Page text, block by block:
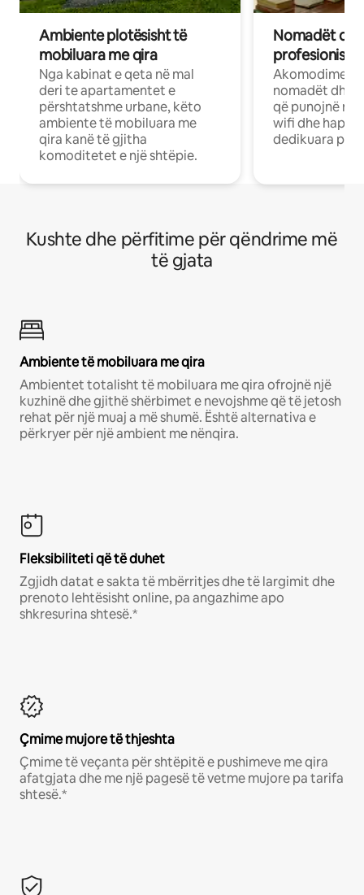
Ambiente plotësisht të
mobiluara me qira
Nga kabinat e qeta në mal
deri te apartamentet e
përshtatshme urbane, këto
ambiente të mobiluara me
qira kanë të gjitha
komoditetet e një shtëpie.
Nomadët
Akomodime
nomadët dhe
që punojnë në
wifi dhe
dedikuara
Kushte dhe përfitime për qëndrime më
të gjata
Ambiente të mobiluara me qira
Ambientet totalisht të mobiluara me qira ofrojnë një
kuzhinë dhe gjithë shërbimet e nevojshme që të jetosh
rehat për një muaj a më shumë. Është alternativa e
përkryer për një ambient me nënqira.
Fleksibiliteti që të duhet
Zgjidh datat e sakta të mbërritjes dhe të largimit dhe
prenoto lehtësisht online, pa angazhime apo
shkresurina shtesë.*
Çmime mujore të thjeshta
Çmime të veçanta për shtëpitë e pushimeve me qira
afatgjata dhe me një pagesë të vetme mujore pa tarifa
shtesë.*